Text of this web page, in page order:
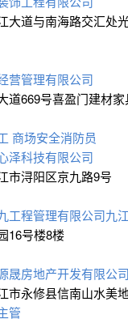
大道与南海路交汇处
营管理有限公司
道669号喜盈门建材
商场安全消防员
泽科技有限公司
市浔阳区京九路9号
工程管理有限公司九
16号楼8楼
晟房地产开发有限公司
市永修县信南山水美
管